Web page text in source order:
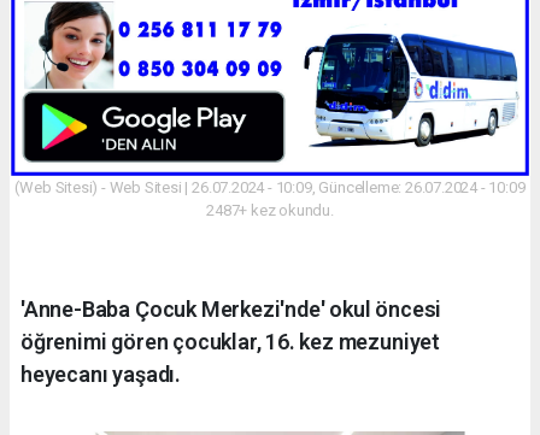
(Web Sitesi) - Web Sitesi | 26.07.2024 - 10:09, Güncelleme: 26.07.2024 - 10:09
2487+ kez okundu.
'Anne-Baba Çocuk Merkezi'nde' okul öncesi
öğrenimi gören çocuklar, 16. kez mezuniyet
heyecanı yaşadı.